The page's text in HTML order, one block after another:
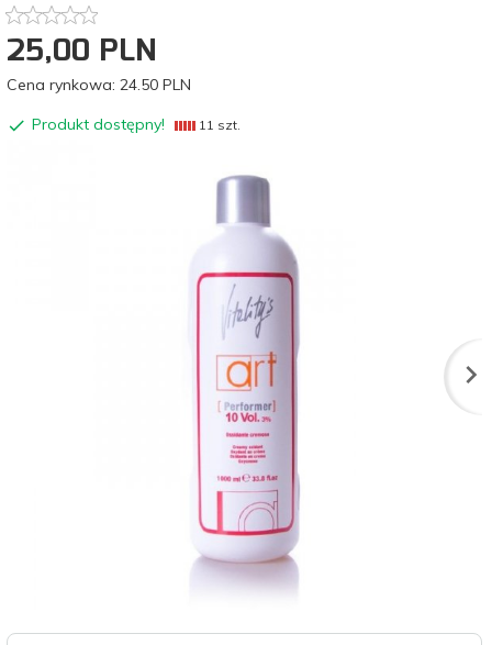
25,00 PLN
Cena rynkowa: 24.50 PLN
Produkt dostępny! 11 szt.